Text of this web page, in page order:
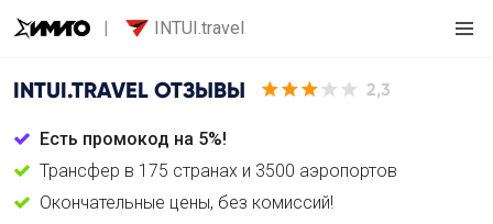
INTUI.travel
INTUI.TRAVEL ОТЗЫВЫ 2,3
Есть промокод на 5%!
Трансфер в 175 странах и 3500 аэропортов
Окончательные цены, без комиссий!